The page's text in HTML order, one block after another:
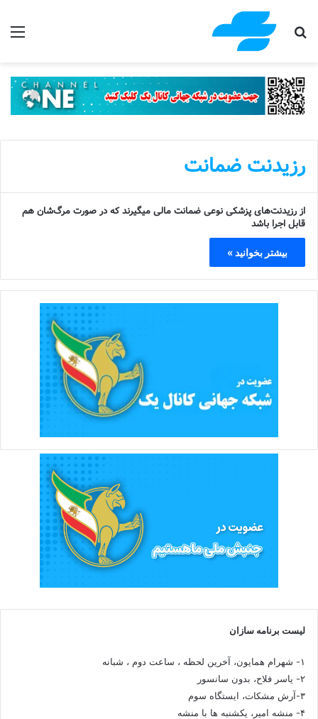
جستجو برای
رزیدنت ضمانت
از رزیدنت‌های پزشکی نوعی ضمانت مالی میگیرند که در صورت مرگ‌شان هم
قابل اجرا باشد
بیشتر بخوانید »
لیست برنامه سازان
۱- شهرام همایون، آخرین لحظه ، ساعت دوم ، شبانه
۲- یاسر فلاح، بدون سانسور
۳-آرش مشکات، ایستگاه سوم
۴- منشه امیر، یکشنبه ها با منشه